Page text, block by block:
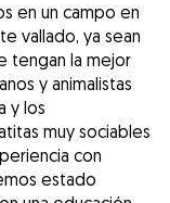
en un campo en
vallado, ya sean
tengan la mejor
y animalistas
y los
muy sociables
con
estado